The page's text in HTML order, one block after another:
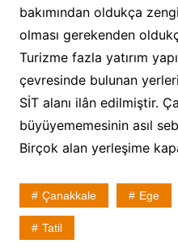
bakımından oldukça
olması gerekenden
Turizme fazla yatırım
çevresinde bulunan
SİT alanı ilân edilmiştir.
büyüyememesinin asıl
Birçok alan yerleşime
Çanakkale Ege
Tatil